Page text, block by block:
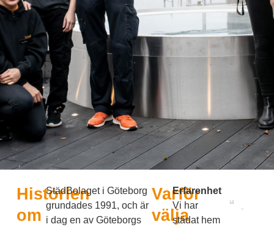
Historien
om
StädBolaget i Göteborg
grundades 1991, och är
i dag en av Göteborgs
Varför
välja
Erfarenhet
Vi har
städat hem